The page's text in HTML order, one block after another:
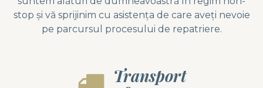
stop și vă sprijinim cu asistența de care aveți nevoie
pe parcursul procesului de repatriere.
Transport